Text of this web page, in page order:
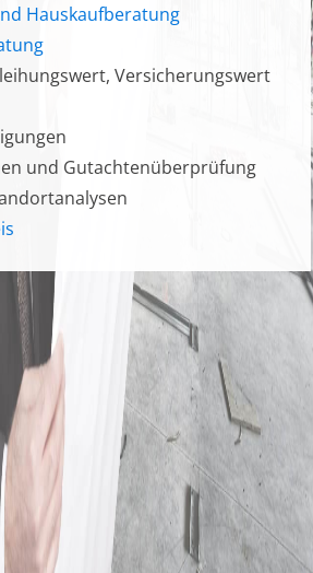
Hauskaufberatung
Versicherungswert
und Gutachtenüberprüfung